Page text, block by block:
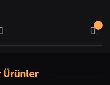
Ürünler